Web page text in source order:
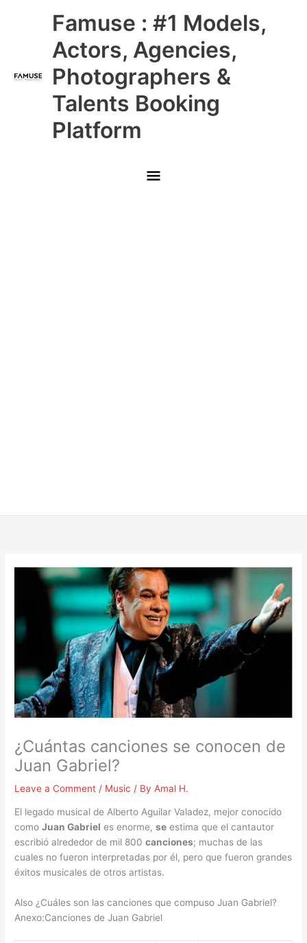
Famuse : #1 Models,
Actors, Agencies,
Photographers &
Talents Booking
Platform
Main
Menu
¿Cuántas canciones se conocen de
Juan Gabriel?
Leave a Comment / Music / ByAmal H.
El legado musical de Alberto Aguilar Valadez, mejor conocido
comoJuan Gabriel es enorme,se estima que el cantautor
escribió alrededor de mil 800canciones; muchas de las
cuales no fueron interpretadas por él, pero que fueron grandes
éxitos musicales de otros artistas.
Also ¿Cuáles son las canciones que compuso Juan Gabriel?
Anexo:Canciones de Juan Gabriel